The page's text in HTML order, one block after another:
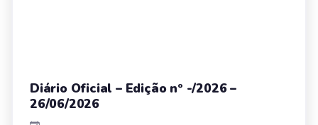
Diário Oficial – Edição nº -/2026 –
26/06/2026